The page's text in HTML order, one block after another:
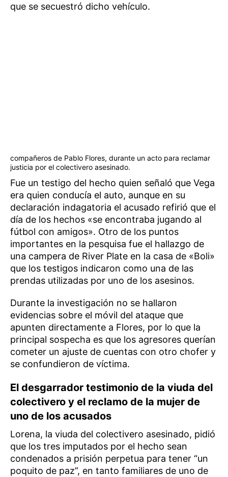
que se secuestró dicho vehículo.
compañeros de Pablo Flores, durante un acto para reclamar
justicia por el colectivero asesinado.
Fue un testigo del hecho quien señaló que Vega
era quien conducía el auto, aunque en su
declaración indagatoria el acusado refirió que el
día de los hechos «se encontraba jugando al
fútbol con amigos». Otro de los puntos
importantes en la pesquisa fue el hallazgo de
una campera de River Plate en la casa de «Boli»
que los testigos indicaron como una de las
prendas utilizadas por uno de los asesinos.
Durante la investigación no se hallaron
evidencias sobre el móvil del ataque que
apunten directamente a Flores, por lo que la
principal sospecha es que los agresores querían
cometer un ajuste de cuentas con otro chofer y
se confundieron de víctima.
El desgarrador testimonio de la viuda del
colectivero y el reclamo de la mujer de
uno de los acusados
Lorena, la viuda del colectivero asesinado, pidió
que los tres imputados por el hecho sean
condenados a prisión perpetua para tener “un
poquito de paz”, en tanto familiares de uno de